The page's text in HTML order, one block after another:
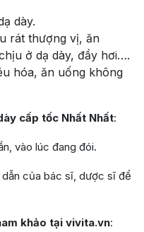
dày.
rát thượng vị, ăn
ở dạ dày, đầy hơi….
hóa, ăn uống không
cấp tốc Nhất Nhất:
vào lúc đang đói.
của bác sĩ, dược sĩ để
khảo tại vivita.vn: